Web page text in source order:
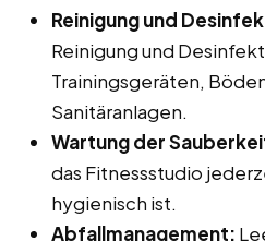
Reinigung und
Reinigung und
Trainingsgeräten,
Sanitäranlagen.
Wartung der
das Fitnessstudio
hygienisch ist.
Abfallmanagement: